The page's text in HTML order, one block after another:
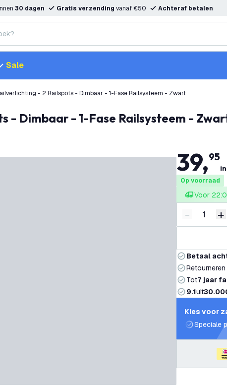
30 dagen Gratis verzending vanaf €50 Achteraf betalen
Sale
- 2 Railspots - Dimbaar - 1-Fase Railsysteem - Zwart
- Dimbaar - 1-Fase Railsysteem -
39,95
Op voorraad
Voor
Verminder
- +
Betaal
Tot7 jaar
9.1uit
Kies voor
Speciale